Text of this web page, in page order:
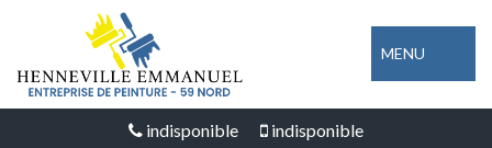
MENU
indisponible indisponible